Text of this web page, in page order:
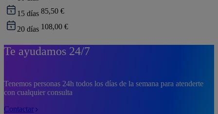
15 días 85,50 €
20 días 108,00 €
Te ayudamos 24/7
Tenemos personas 24h todos los días de la semana para atenderte
con cualquier consulta
Contactar